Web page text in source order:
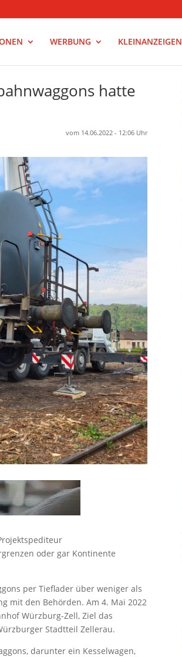
WERBUNG KLEINANZEIGEN
hatte
vom 14.06.2022 - 12:06 Uhr
oder gar Kontinente
per Tieflader über weniger als
mit den Behörden. Am 4. Mai 2022
Würzburg-Zell, Ziel das
Stadtteil Zellerau.
darunter ein Kesselwagen,